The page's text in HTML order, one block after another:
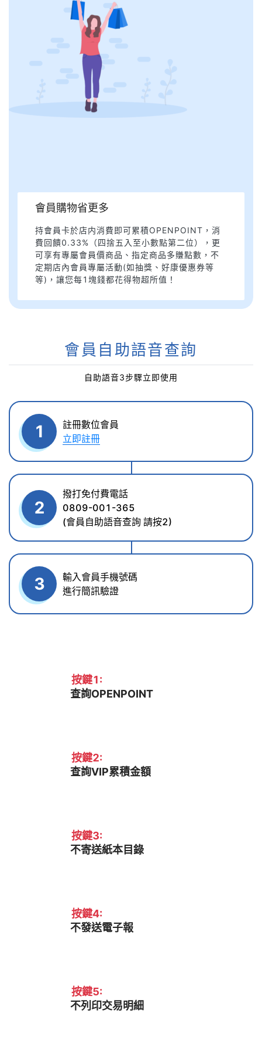
會員購物省更多
持會員卡於店内消費即可累積OPENPOINT，消
費回饋0.33%（四捨五入至小數點第二位），更
可享有專屬會員價商品、指定商品多賺點數，不
定期店內會員專屬活動(如抽獎、好康優惠券等
等)，讓您每1塊錢都花得物超所值！
會員自助語音查詢
自助語音3步驟立即使用
1
註冊數位會員
立即註冊
2
撥打免付費電話
0809-001-365
(會員自助語音查詢 請按2)
3
輸入會員手機號碼
進行簡訊驗證
按鍵1:
查詢OPENPOINT
按鍵2:
查詢VIP累積金額
按鍵3:
不寄送紙本目錄
按鍵4:
不發送電子報
按鍵5:
不列印交易明細